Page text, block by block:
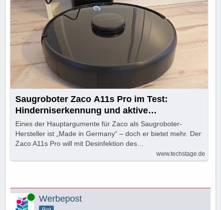
Saugroboter Zaco A11s Pro im Test:
Hinderniserkennung und aktive
Wischfunktion
Eines der Hauptargumente für Zaco als Saugroboter-
Hersteller ist „Made in Germany“ – doch er bietet mehr. Der
Zaco A11s Pro will mit Desinfektion des…
www.techstage.de
Online Werbepost